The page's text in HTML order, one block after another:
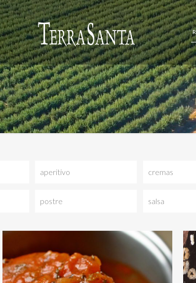
aperitivo cremas
postre salsa